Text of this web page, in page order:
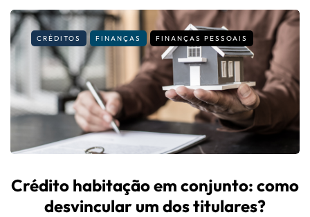
CRÉDITOS FINANÇAS FINANÇAS PESSOAIS
Crédito habitação em conjunto: como
desvincular um dos titulares?